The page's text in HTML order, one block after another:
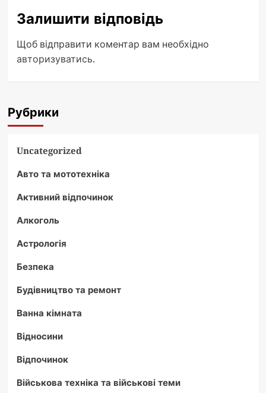
Залишити відповідь
Щоб відправити коментар вам необхідно
авторизуватись.
Рубрики
Uncategorized
Авто та мототехніка
Активний відпочинок
Алкоголь
Астрологія
Безпека
Будівництво та ремонт
Ванна кімната
Відносини
Відпочинок
Військова техніка та військові теми